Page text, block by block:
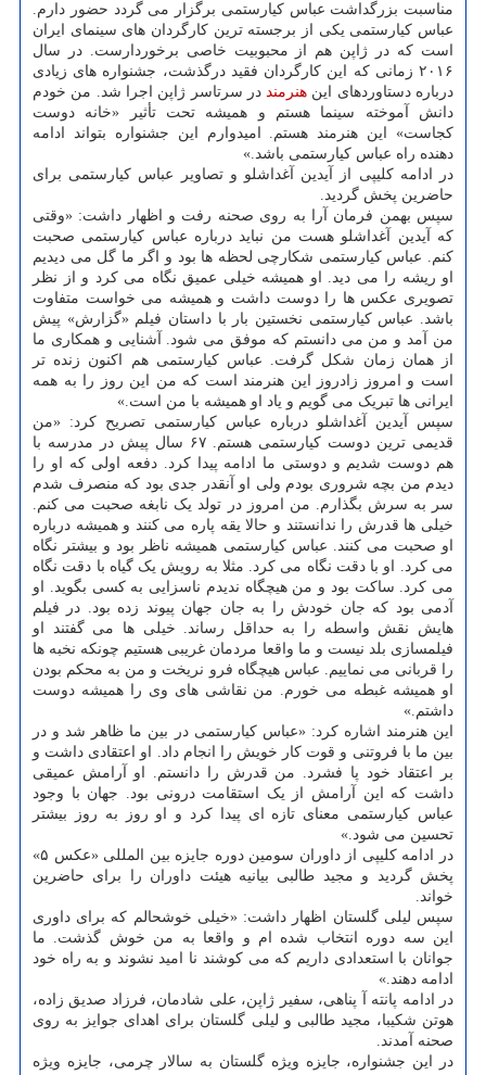
مناسبت بزرگداشت عباس کیارستمی برگزار می گردد حضور دارم.
عباس کیارستمی یکی از برجسته ترین کارگردان های سینمای ایران
است که در ژاپن هم از محبوبیت خاصی برخوردارست. در سال
۲۰۱۶ زمانی که این کارگردان فقید درگذشت، جشنواره های زیادی
درباره دستاوردهای این هنرمنددر سرتاسر ژاپن اجرا شد. من خودم
دانش آموخته سینما هستم و همیشه تحت تأثیر «خانه دوست
کجاست» این هنرمند هستم. امیدوارم این جشنواره بتواند ادامه
دهنده راه عباس کیارستمی باشد.»
در ادامه کلیپی از آیدین آغداشلو و تصاویر عباس کیارستمی برای
حاضرین پخش گردید.
سپس بهمن فرمان آرا به روی صحنه رفت و اظهار داشت: «وقتی
که آیدین آغداشلو هست من نباید درباره عباس کیارستمی صحبت
کنم. عباس کیارستمی شکارچی لحظه ها بود و اگر ما گل می دیدیم
او ریشه را می دید. او همیشه خیلی عمیق نگاه می کرد و از نظر
تصویری عکس ها را دوست داشت و همیشه می خواست متفاوت
باشد. عباس کیارستمی نخستین بار با داستان فیلم «گزارش» پیش
من آمد و من می دانستم که موفق می شود. آشنایی و همکاری ما
از همان زمان شکل گرفت. عباس کیارستمی هم اکنون زنده تر
است و امروز زادروز این هنرمند است که من این روز را به همه
ایرانی ها تبریک می گویم و یاد او همیشه با من است.»
سپس آیدین آغداشلو درباره عباس کیارستمی تصریح کرد: «من
قدیمی ترین دوست کیارستمی هستم. ۶۷ سال پیش در مدرسه با
هم دوست شدیم و دوستی ما ادامه پیدا کرد. دفعه اولی که او را
دیدم من بچه شروری بودم ولی او آنقدر جدی بود که منصرف شدم
سر به سرش بگذارم. من امروز در تولد یک نابغه صحبت می کنم.
خیلی ها قدرش را ندانستند و حالا یقه پاره می کنند و همیشه درباره
او صحبت می کنند. عباس کیارستمی همیشه ناظر بود و بیشتر نگاه
می کرد. او با دقت نگاه می کرد. مثلا به رویش یک گیاه با دقت نگاه
می کرد. ساکت بود و من هیچگاه ندیدم ناسزایی به کسی بگوید. او
آدمی بود که جان خودش را به جان جهان پیوند زده بود. در فیلم
هایش نقش واسطه را به حداقل رساند. خیلی ها می گفتند او
فیلمسازی بلد نیست و ما واقعا مردمان غریبی هستیم چونکه نخبه ها
را قربانی می نماییم. عباس هیچگاه فرو نریخت و من به محکم بودن
او همیشه غبطه می خورم. من نقاشی های وی را همیشه دوست
داشتم.»
این هنرمند اشاره کرد: «عباس کیارستمی در بین ما ظاهر شد و در
بین ما با فروتنی و قوت کار خویش را انجام داد. او اعتقادی داشت و
بر اعتقاد خود پا فشرد. من قدرش را دانستم. او آرامش عمیقی
داشت که این آرامش از یک استقامت درونی بود. جهان با وجود
عباس کیارستمی معنای تازه ای پیدا کرد و او روز به روز بیشتر
تحسین می شود.»
در ادامه کلیپی از داوران سومین دوره جایزه بین المللی «عکس ۵»
پخش گردید و مجید طالبی بیانیه هیئت داوران را برای حاضرین
خواند.
سپس لیلی گلستان اظهار داشت: «خیلی خوشحالم که برای داوری
این سه دوره انتخاب شده ام و واقعا به من خوش گذشت. ما
جوانان با استعدادی داریم که می کوشند نا امید نشوند و به راه خود
ادامه دهند.»
در ادامه پانته آ پناهی، سفیر ژاپن، علی شادمان، فرزاد صدیق زاده،
هوتن شکیبا، مجید طالبی و لیلی گلستان برای اهدای جوایز به روی
صحنه آمدند.
در این جشنواره، جایزه ویژه گلستان به سالار چرمی، جایزه ویژه